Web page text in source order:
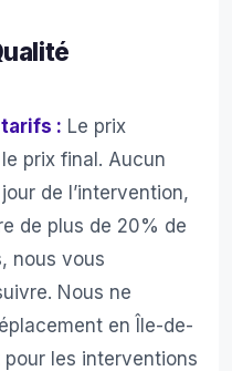
avant
: Le prix
prix final. Aucun
de l’intervention,
de plus de 20% de
nous vous
Nous ne
en Île-de-
les interventions